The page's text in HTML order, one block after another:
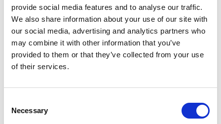
provide social media features and to analyse our traffic.
We also share information about your use of our site with
our social media, advertising and analytics partners who
may combine it with other information that you’ve
provided to them or that they’ve collected from your use
of their services.
Selection
Necessary
Shanghai
2018
Residential
-> Mehr sehen
PRIVATRESIDENZ
2014